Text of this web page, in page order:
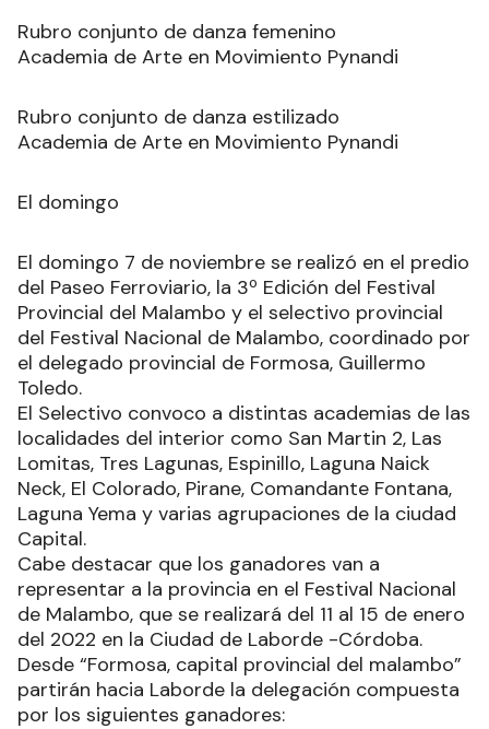
Rubro conjunto de danza femenino
Academia de Arte en Movimiento Pynandi
Rubro conjunto de danza estilizado
Academia de Arte en Movimiento Pynandi
El domingo
El domingo 7 de noviembre se realizó en el predio
del Paseo Ferroviario, la 3º Edición del Festival
Provincial del Malambo y el selectivo provincial
del Festival Nacional de Malambo, coordinado por
el delegado provincial de Formosa, Guillermo
Toledo.
El Selectivo convoco a distintas academias de las
localidades del interior como San Martin 2, Las
Lomitas, Tres Lagunas, Espinillo, Laguna Naick
Neck, El Colorado, Pirane, Comandante Fontana,
Laguna Yema y varias agrupaciones de la ciudad
Capital.
Cabe destacar que los ganadores van a
representar a la provincia en el Festival Nacional
de Malambo, que se realizará del 11 al 15 de enero
del 2022 en la Ciudad de Laborde -Córdoba.
Desde “Formosa, capital provincial del malambo”
partirán hacia Laborde la delegación compuesta
por los siguientes ganadores: